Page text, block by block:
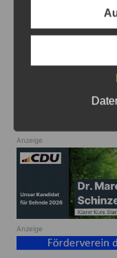
„Ihre Anfragen
abgeben, das wir
Anzeige
Anzeige